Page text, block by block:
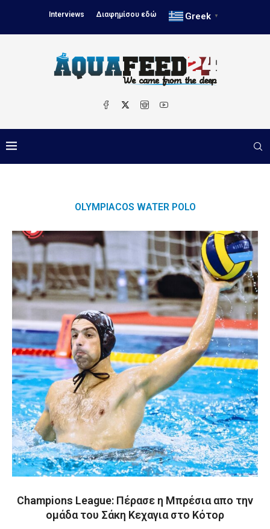
Interviews Διαφημίσου εδώ Greek ▼
OLYMPIACOS WATER POLO
Champions League: Πέρασε η Μπρέσια απο την
ομάδα του Σάκη Κεχαγια στο Κότορ